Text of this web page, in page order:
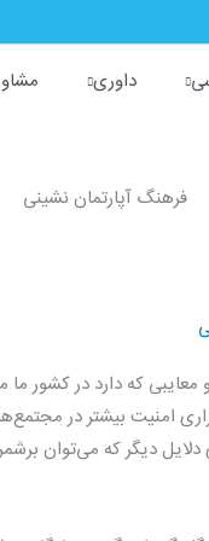
داوری
معایبی که دارد در کشور
امنیت بیشتر در
دیگر که می‌توان